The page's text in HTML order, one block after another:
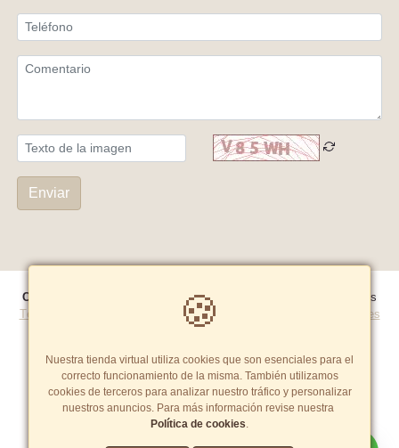
Enviar
Copyright© 2026 Ezra Peru E.i.r.l- Todos los derechos reservados
Términos y Condiciones
Políticas de privacidad
Política de cookies
Tarifas y zonas de reparto
🍪
Nuestra tienda virtual utiliza cookies que son esenciales para el
correcto funcionamiento de la misma. También utilizamos
cookies de terceros para analizar nuestro tráfico y personalizar
nuestros anuncios. Para más información revise nuestra
Política de cookies.